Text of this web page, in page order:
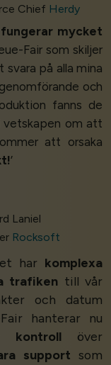
Chief Herdy
fungerar mycket
Fair som skiljer
svara på alla mina
och
fanns de
vetskapen om att
att orsaka
’
Laniel
Rocksoft
har komplexa
trafiken till vår
och datum
hanterar nu
kontrollöver
support som